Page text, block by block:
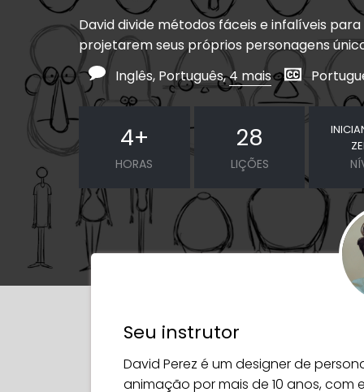
David divide métodos fáceis e infalíveis
projetarem seus próprios personagens
Inglês, Português,4 mais
4+
HORAS
28
LIÇÕES
Seu instrutor
David Perez é um designer de
animação por mais de 10 anos, com